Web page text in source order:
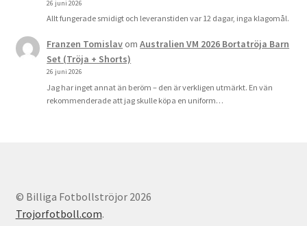
26 juni 2026
Allt fungerade smidigt och leveranstiden var 12 dagar, inga klagomål.
Franzen TomislavomAustralien VM 2026 Bortatröja Barn
Set (Tröja + Shorts)
26 juni 2026
Jag har inget annat än beröm – den är verkligen utmärkt. En vän
rekommenderade att jag skulle köpa en uniform…
© Billiga Fotbollströjor 2026
Trojorfotboll.com.